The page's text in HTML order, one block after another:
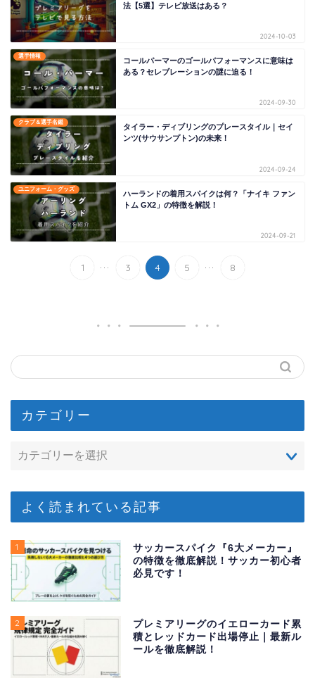
法【5選】テレビ放送はある？
2024-10-03
選手情報
コールパーマーのゴールパフォーマンスに意味は
ある？セレブレーションの謎に迫る！
2024-09-30
クラブ＆選手名鑑
タイラー・ディブリングのプレースタイル｜セイ
ンツ(サウサンプトン)の未来！
2024-09-24
ユニフォーム・グッズ
ハーランドの着用スパイクは何？「ナイキ ファン
トム GX2」の特徴を解説！
2024-09-21
1 ... 3 4 5 ... 8
カテゴリー
よく読まれている記事
1
サッカースパイク『6大メーカー』
の特徴を徹底解説！サッカー初心者
必見です！
2
プレミアリーグのイエローカード累
積とレッドカード出場停止｜最新ル
ールを徹底解説！